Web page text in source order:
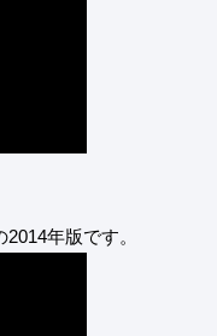
年版です。